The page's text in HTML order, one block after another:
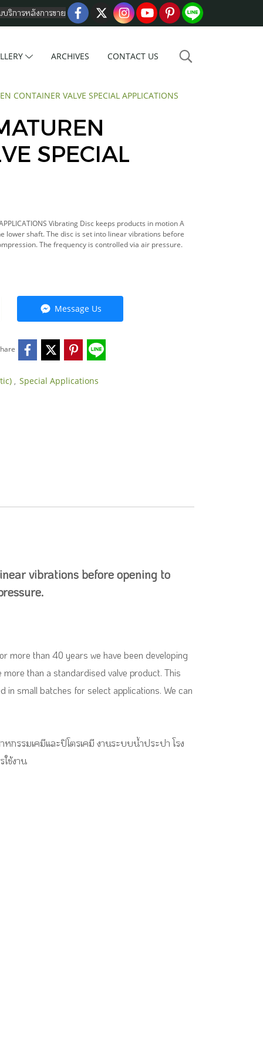
ริการหลังการขาย
ARCHIVES CONTACT US
CONTAINER VALVE SPECIAL APPLICATIONS
SPECIAL
APPLICATIONS Vibrating Disc keeps products in motion A
lower shaft. The disc is set into linear vibrations before
The frequency is controlled via air pressure.
Message Us
, Special Applications
vibrations before opening to
more than 40 years we have been developing
than a standardised valve product. This
in small batches for select applications. We can
กรรมเคมีและปิโตรเคมี งานระบบน้ำประปา โรง
ช้งาน